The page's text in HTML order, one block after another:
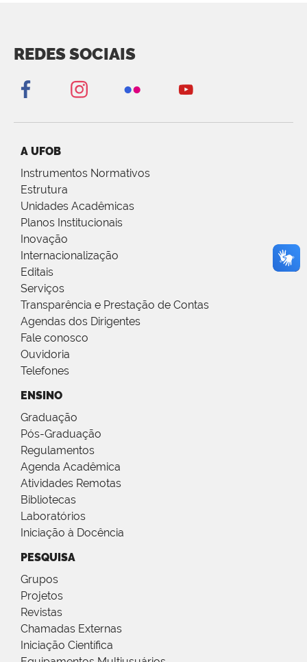
REDES SOCIAIS
A UFOB
Instrumentos Normativos
Estrutura
Unidades Acadêmicas
Planos Institucionais
Inovação
Internacionalização
Editais
Serviços
Transparência e Prestação de Contas
Agendas dos Dirigentes
Fale conosco
Ouvidoria
Telefones
ENSINO
Graduação
Pós-Graduação
Regulamentos
Agenda Acadêmica
Atividades Remotas
Bibliotecas
Laboratórios
Iniciação à Docência
PESQUISA
Grupos
Projetos
Revistas
Chamadas Externas
Iniciação Científica